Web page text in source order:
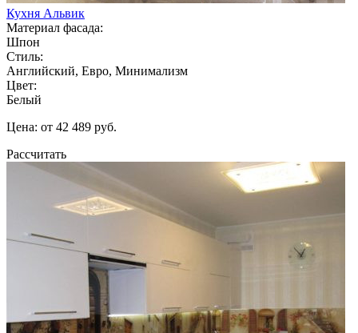
Кухня Альвик
Материал фасада:
Шпон
Стиль:
Английский, Евро, Минимализм
Цвет:
Белый
Цена: от 42 489 руб.
Рассчитать